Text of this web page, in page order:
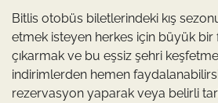
Bitlis otobüs biletlerindeki kış
etmek isteyen herkes için büyük bir
çıkarmak ve bu eşsiz şehri
indirimlerden hemen
rezervasyon yaparak veya belirli